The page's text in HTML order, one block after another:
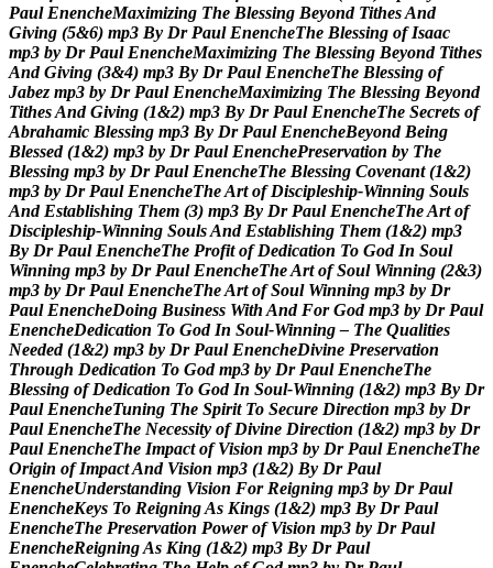
Paul EnencheMaximizing The Blessing Beyond TithesAnd
Giving (5&6) mp3 By Dr Paul EnencheThe Blessing of Isaac
mp3 by Dr Paul EnencheMaximizing The Blessing Beyond Tithes
And Giving (3&4) mp3 By Dr Paul EnencheThe Blessing of
Jabez mp3 by Dr Paul EnencheMaximizing The Blessing Beyond
TithesAnd Giving (1&2) mp3 By Dr Paul EnencheThe Secrets of
Abrahamic Blessing mp3 By Dr Paul EnencheBeyond Being
Blessed (1&2) mp3 by Dr Paul EnenchePreservation by The
Blessing mp3 by Dr Paul EnencheThe Blessing Covenant (1&2)
mp3 by Dr Paul EnencheTheArt of Discipleship-Winning Souls
And Establishing Them (3) mp3 By Dr Paul EnencheTheArt of
Discipleship-Winning SoulsAnd Establishing Them (1&2) mp3
By Dr Paul EnencheThe Profit of Dedication To God In Soul
Winning mp3 by Dr Paul EnencheTheArt of Soul Winning (2&3)
mp3 by Dr Paul EnencheTheArt of Soul Winning mp3 by Dr
Paul EnencheDoing Business With And For God mp3 by Dr Paul
EnencheDedication To God In Soul-Winning – The Qualities
Needed (1&2) mp3 by Dr Paul EnencheDivine Preservation
Through Dedication To God mp3 by Dr Paul EnencheThe
Blessing of Dedication To God In Soul-Winning (1&2) mp3 By Dr
Paul EnencheTuning The Spirit To Secure Direction mp3 by Dr
Paul EnencheThe Necessity of Divine Direction (1&2) mp3 by Dr
Paul EnencheThe Impact of Vision mp3 by Dr Paul EnencheThe
Origin of ImpactAnd Vision mp3 (1&2) By Dr Paul
EnencheUnderstanding Vision For Reigning mp3 by Dr Paul
EnencheKeys To ReigningAs Kings (1&2) mp3 By Dr Paul
EnencheThe Preservation Power of Vision mp3 by Dr Paul
EnencheReigningAs King (1&2) mp3 By Dr Paul